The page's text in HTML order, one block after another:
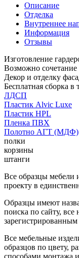
Описание
Отделка
Внутреннее
Информация
Отзывы
Изготовление
Возможно сочетание
Декор и отделку
Бесплатная сборка в
ЛДСП
Пластик Alvic Luxe
Пластик HPL
Пленка ПВХ
Полотно АГТ (МДФ)
полки
корзины
штанги
Все образцы мебели
проекту в
Образцы имеют
поиска по сайту, все
Все мебельные
образцов по цвету,
способами монтажа